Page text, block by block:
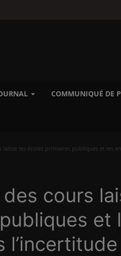
COMMUNIQUÉ DE
laisse les écoles primaires publiques et les
cours
et
l’incertitude